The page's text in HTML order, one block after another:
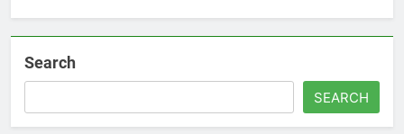
Search
SEARCH